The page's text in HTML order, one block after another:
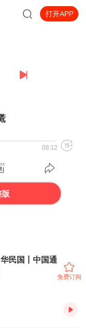
打开APP
08:12
民国丨中国通
免费订阅